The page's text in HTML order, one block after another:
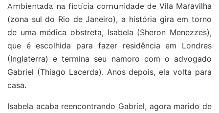
Ambientada na fictícia comunidade de Vila Maravilha
(zona sul do Rio de Janeiro), a história gira em torno
de uma médica obstreta, Isabela (Sheron Menezzes),
que é escolhida para fazer residência em Londres
(Inglaterra) e termina seu namoro com o advogado
Gabriel (Thiago Lacerda). Anos depois, ela volta para
casa.
Isabela acaba reencontrando Gabriel, agora marido de